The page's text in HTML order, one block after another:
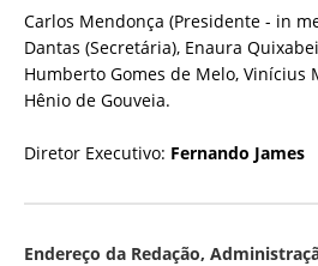
Carlos Mendonça (Presidente - in
Dantas (Secretária), Enaura
Humberto Gomes de Melo, Vinícius
Hênio de Gouveia.
Diretor Executivo: Fernando James
Endereço da Redação,